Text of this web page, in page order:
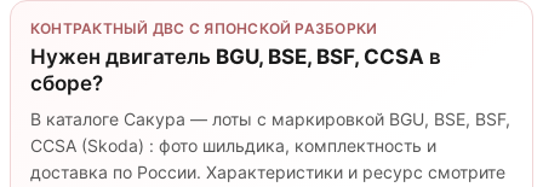
КОНТРАКТНЫЙ ДВС С ЯПОНСКОЙ РАЗБОРКИ
Нужен двигатель BGU, BSE, BSF, CCSA в
сборе?
В каталоге Сакура — лоты с маркировкой BGU, BSE, BSF,
CCSA (Skoda) : фото шильдика, комплектность и
доставка по России. Характеристики и ресурс смотрите